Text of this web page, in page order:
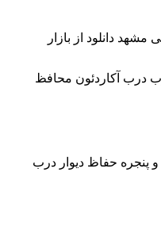
و پنجره حفاظ دیوار درب